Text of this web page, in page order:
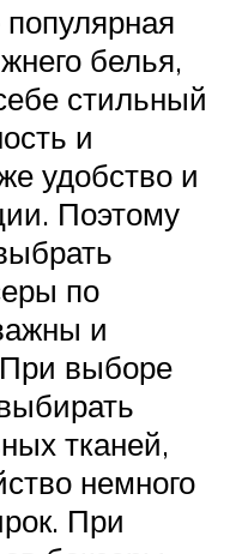
белья,
стильный
и
удобство и
Поэтому
по
и
При выборе
тканей,
немного
При